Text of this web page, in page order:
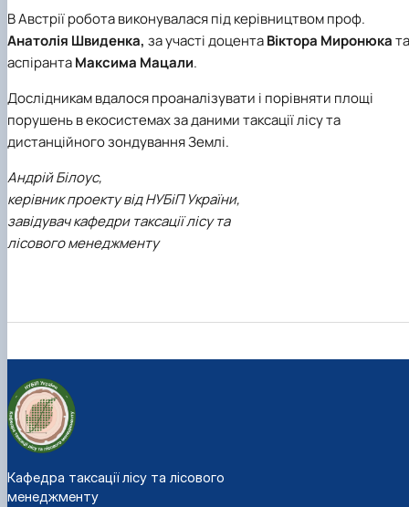
В Австрії робота виконувалася під керівництвом проф.
Анатолія Швиденка, за участі доцентаВіктора Миронюката
аспірантаМаксима Мацали.
Дослідникам вдалося проаналізувати і порівняти площі
порушень в екосистемах за даними таксації лісу та
дистанційного зондування Землі.
Андрій Білоус,
керівник проекту від НУБіП України,
завідувач кафедри таксації лісу та
лісового менеджменту
Кафедра таксації лісу та лісового
менеджменту